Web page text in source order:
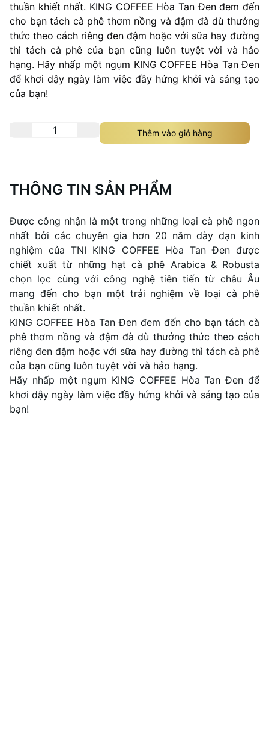
thuần khiết nhất. KING COFFEE Hòa Tan Đen đem đến
cho bạn tách cà phê thơm nồng và đậm đà dù thưởng
thức theo cách riêng đen đậm hoặc với sữa hay đường
thì tách cà phê của bạn cũng luôn tuyệt vời và hảo
hạng. Hãy nhấp một ngụm KING COFFEE Hòa Tan Đen
để khơi dậy ngày làm việc đầy hứng khởi và sáng tạo
của bạn!
Thêm vào giỏ hàng
THÔNG TIN SẢN PHẨM
Được công nhận là một trong những loại cà phê ngon
nhất bởi các chuyên gia hơn 20 năm dày dạn kinh
nghiệm của TNI KING COFFEE Hòa Tan Đen được
chiết xuất từ những hạt cà phê Arabica & Robusta
chọn lọc cùng với công nghệ tiên tiến từ châu Âu
mang đến cho bạn một trải nghiệm về loại cà phê
thuần khiết nhất.
KING COFFEE Hòa Tan Đen đem đến cho bạn tách cà
phê thơm nồng và đậm đà dù thưởng thức theo cách
riêng đen đậm hoặc với sữa hay đường thì tách cà phê
của bạn cũng luôn tuyệt vời và hảo hạng.
Hãy nhấp một ngụm KING COFFEE Hòa Tan Đen để
khơi dậy ngày làm việc đầy hứng khởi và sáng tạo của
bạn!